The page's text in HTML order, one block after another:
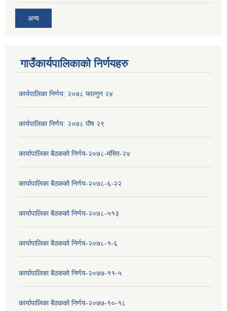
अन्य
गाउँकार्यपालिकाको निर्णयहरु
कार्यपालिका निर्णय: २०७८ फाल्गुन २४
कार्यपालिका निर्णय: २०७८ पौष २९
कार्यापालिका बैठकको निर्णय-२०७८-मंसिर-२४
कार्यापालिका बैठकको निर्णय-२०७८-६-२२
कार्यापालिका बैठकको निर्णय-२०७८-५१३
कार्यापालिका बैठकको निर्णय-२०७८-१-६
कार्यापालिका बैठकको निर्णय-२०७७-११-५
कार्यापालिका बैठकको निर्णय-२०७७-१०-१८